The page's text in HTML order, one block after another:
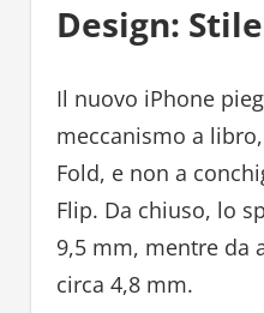
Design:
Il nuovo iPhone
meccanismo a
Fold, e non a
Flip. Da chiuso, lo
9,5 mm, mentre da
circa 4,8 mm.